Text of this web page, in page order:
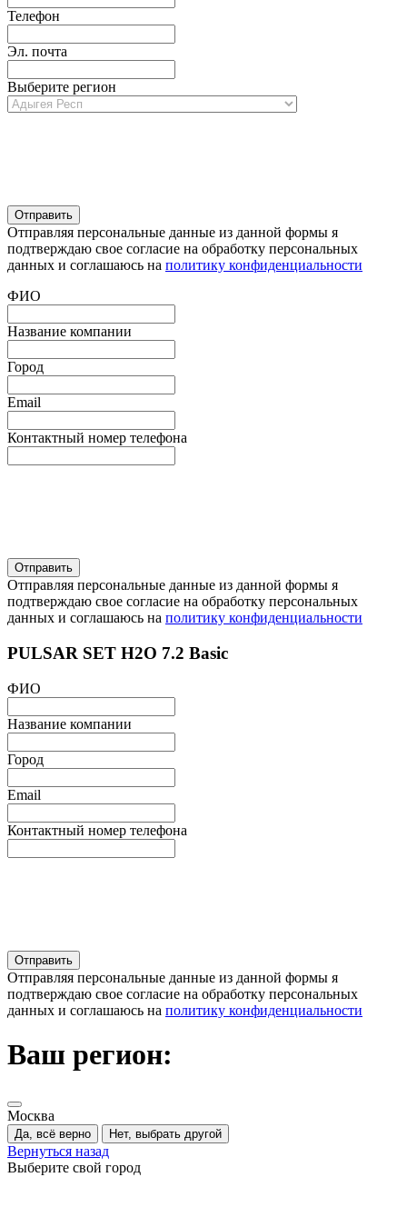
Телефон
Эл. почта
Выберите регион
Отправляя персональные данные из данной формы я
подтверждаю свое согласие на обработку персональных
данных и соглашаюсь на политику конфиденциальности
ФИО
Название компании
Город
Email
Контактный номер телефона
Отправляя персональные данные из данной формы я
подтверждаю свое согласие на обработку персональных
данных и соглашаюсь на политику конфиденциальности
PULSAR SET H2O 7.2 Basic
ФИО
Название компании
Город
Email
Контактный номер телефона
Отправляя персональные данные из данной формы я
подтверждаю свое согласие на обработку персональных
данных и соглашаюсь на политику конфиденциальности
Ваш регион:
Москва
Да, всё верно Нет, выбрать другой
Вернуться назад
Выберите свой город